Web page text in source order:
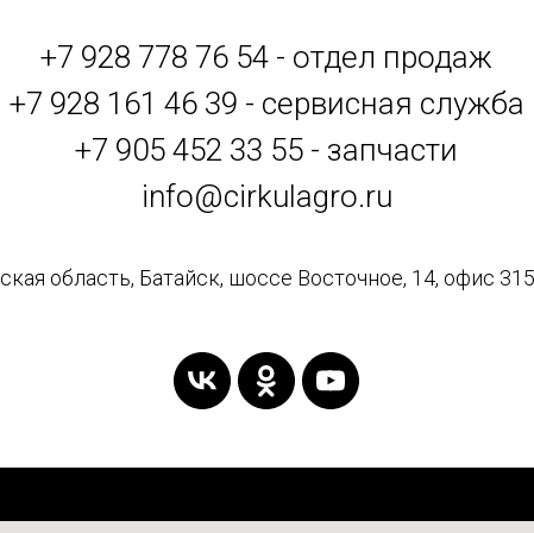
+7 928 778 76 54 - отдел продаж
+7 928 161 46 39 - сервисная служба
+7 905 452 33 55 - запчасти
info@cirkulagro.ru
область, Батайск, шоссе Восточное, 14, офис